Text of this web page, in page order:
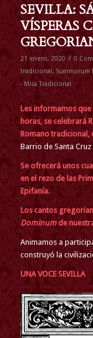
SEVILLA:
VÍSPERAS
21 enero, 2020 / 0
tradicional, Summorum
- Misa Tradicional
Les informamos que
horas, se celebrará
Romano tradicional,
Barrio de Santa Cruz
Se ofrecerá unos
en el rezo de las
Epifanía.
Los cantos
Dominumde
Animamos a
construyó la
UNA VOCE SEVILLA